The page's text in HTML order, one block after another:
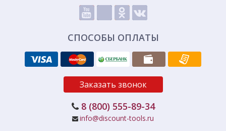
СПОСОБЫ ОПЛАТЫ
Заказать звонок
8 (800) 555-89-34
info@discount-tools.ru